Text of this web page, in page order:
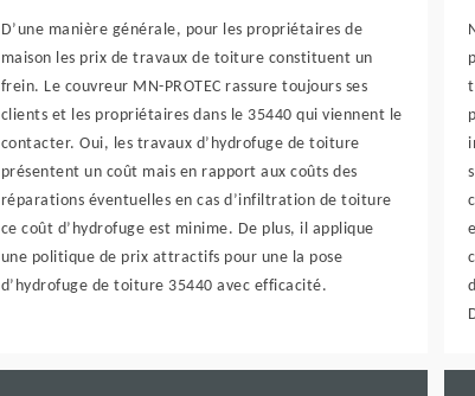
D’une manière générale, pour les propriétaires de
maison les prix de travaux de toiture constituent un
frein. Le couvreur MN-PROTEC rassure toujours ses
clients et les propriétaires dans le 35440 qui viennent le
contacter. Oui, les travaux d’hydrofuge de toiture
présentent un coût mais en rapport aux coûts des
réparations éventuelles en cas d’infiltration de toiture
ce coût d’hydrofuge est minime. De plus, il applique
une politique de prix attractifs pour une la pose
d’hydrofuge de toiture 35440 avec efficacité.